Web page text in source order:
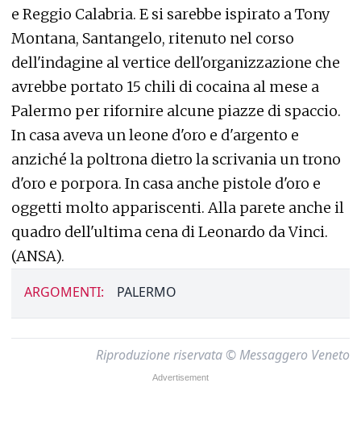
e Reggio Calabria. E si sarebbe ispirato a Tony
Montana, Santangelo, ritenuto nel corso
dell'indagine al vertice dell'organizzazione che
avrebbe portato 15 chili di cocaina al mese a
Palermo per rifornire alcune piazze di spaccio.
In casa aveva un leone d'oro e d'argento e
anziché la poltrona dietro la scrivania un trono
d'oro e porpora. In casa anche pistole d'oro e
oggetti molto appariscenti. Alla parete anche il
quadro dell'ultima cena di Leonardo da Vinci.
(ANSA).
ARGOMENTI: PALERMO
Riproduzione riservata © Messaggero Veneto